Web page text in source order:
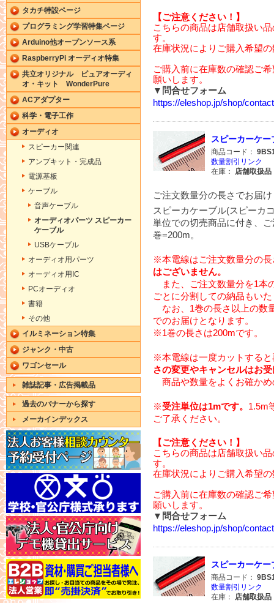
【ご注意ください！】
こちらの商品は店舗取扱い
す。
在庫状況によりご購入希望
ご購入前に在庫数の確認ご
願いします。
▼問合せフォーム
https://eleshop.jp/shop/
スピーカーケ
商品コード：
数量割引リンク
在庫：
店舗取扱
ご注文数量分の長さでお届け
スピーカケーブル(スピーカ
単位での切売商品に付き、
巻=200m。
※本電線はご注文数量分の
はございません。
また、ご注文数量分を1本
ごとに分割しての納品もい
なお、1巻の長さ以上の数
でのお届けとなります。
※1巻の長さは200mです。
※本電線は一度カットする
さの変更やキャンセルはお
商品や数量をよくお確か
※受注単位は1mです。 1.5m
ご了承ください。
【ご注意ください！】
こちらの商品は店舗取扱い
す。
在庫状況によりご購入希望
ご購入前に在庫数の確認ご
願いします。
▼問合せフォーム
https://eleshop.jp/shop/
スピーカーケ
商品コード：
数量割引リンク
在庫：
店舗取扱
タカチ特設ページ
プログラミング学習特集ページ
Arduino他オープンソース系
RaspberryPi オーディオ特集
共立オリジナル ピュアオーディ
オ・キット WonderPure
ACアダプター
科学・電子工作
オーディオ
スピーカー関連
アンプキット・完成品
電源基板
ケーブル
音声ケーブル
オーディオパーツ スピーカー
ケーブル
USBケーブル
オーディオ用パーツ
オーディオ用IC
PCオーディオ
書籍
その他
イルミネーション特集
ジャンク・中古
ワゴンセール
雑誌記事・広告掲載品
過去のバナーから探す
メーカインデックス